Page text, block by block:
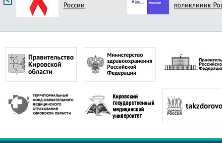
России
поликлиник